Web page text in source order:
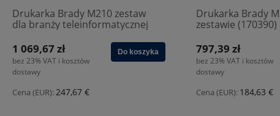
Drukarka Brady M210 zestaw
dla branży teleinformatycznej
1 069,67 zł
bez 23% VAT i kosztów
dostawy
Cena (EUR):247,67 €
Do koszyka
Drukarka Brady
zestawie (170390)
797,39 zł
bez 23% VAT i kosztów
dostawy
Cena (EUR): 184,63 €